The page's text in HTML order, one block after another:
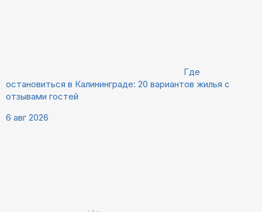
Где
остановиться в Калининграде: 20 вариантов жилья с
отзывами гостей
6 авг 2026